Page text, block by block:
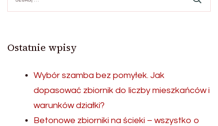
Ostatnie wpisy
Wybór szamba bez pomyłek. Jak
dopasować zbiornik do liczby mieszkańców i
warunków działki?
Betonowe zbiorniki na ścieki – wszystko o